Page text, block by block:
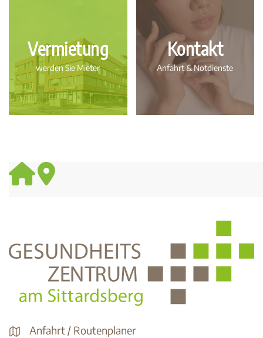
Vermietung
werden Sie Mieter
Kontakt
Anfahrt & Notdienste
Anfahrt / Routenplaner